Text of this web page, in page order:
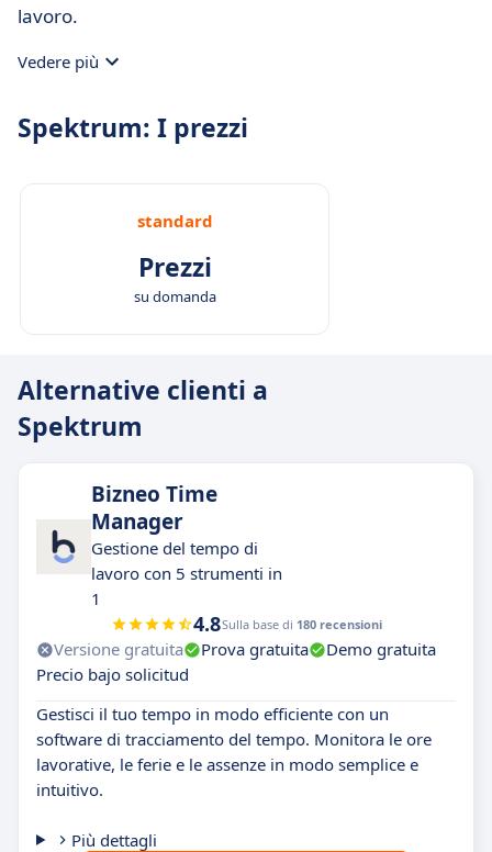
lavoro.
Vedere più
Spektrum: I prezzi
standard
Prezzi
su domanda
Alternative clienti a
Spektrum
Bizneo Time
Manager
Gestione del tempo di
lavoro con 5 strumenti in
1
4.8Sulla base di 180 recensioni
Versione gratuita Prova gratuita
Demo gratuita
Precio bajo solicitud
Gestisci il tuo tempo in modo efficiente con un
software di tracciamento del tempo. Monitora le ore
lavorative, le ferie e le assenze in modo semplice e
intuitivo.
Più dettagli